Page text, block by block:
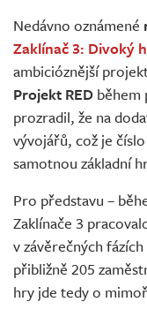
Živě
Nedávno oznámené
Zaklínač 3: Divoký
ambicióznější
Projekt RED během
prozradil, že na
vývojářů, což je
samotnou základní
Pro představu –
Zaklínače 3
v závěrečných
přibližně 205
hry jde tedy o